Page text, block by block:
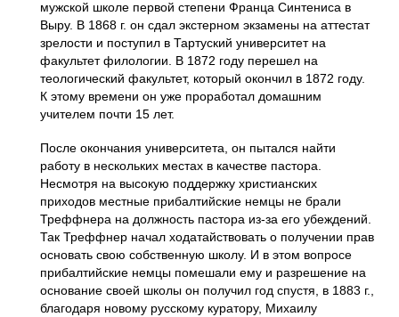
мужской школе первой степени Франца Синтениса в
Выру. В 1868 г. он сдал экстерном экзамены на аттестат
зрелости и поступил в Тартуский университет на
факультет филологии. В 1872 году перешел на
теологический факультет, который окончил в 1872 году.
К этому времени он уже проработал домашним
учителем почти 15 лет.
После окончания университета, он пытался найти
работу в нескольких местах в качестве пастора.
Несмотря на высокую поддержку христианских
приходов местные прибалтийские немцы не брали
Треффнера на должность пастора из-за его убеждений.
Так Треффнер начал ходатайствовать о получении прав
основать свою собственную школу. И в этом вопросе
прибалтийские немцы помешали ему и разрешение на
основание своей школы он получил год спустя, в 1883 г.,
благодаря новому русскому куратору, Михаилу